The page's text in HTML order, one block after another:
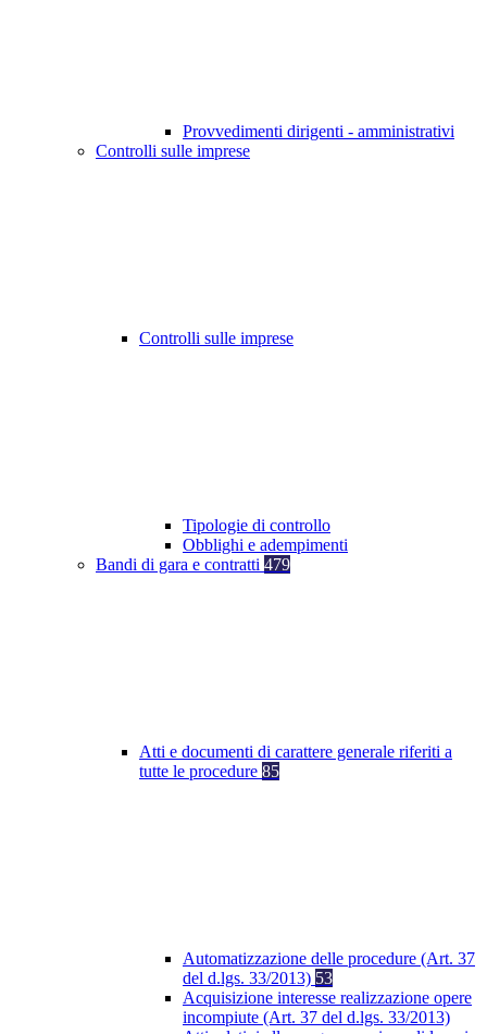
Provvedimenti dirigenti - amministrativi
Controlli sulle imprese
Controlli sulle imprese
Tipologie di controllo
Obblighi e adempimenti
Bandi di gara e contratti 479
Atti e documenti di carattere generale riferiti a
tutte le procedure 85
Automatizzazione delle procedure (Art. 37
del d.lgs. 33/2013) 53
Acquisizione interesse realizzazione opere
incompiute (Art. 37 del d.lgs. 33/2013)